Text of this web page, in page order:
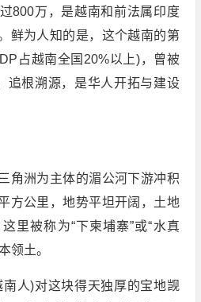
800万，是越南和前法属印度
鲜为人知的是，这个越南的第
占越南全国20%以上)，曾被
追根溯源，是华人开拓与建设
角洲为主体的湄公河下游冲积
方公里，地势平坦开阔，土地
里被称为“下柬埔寨”或“水真
领土。
人)对这块得天独厚的宝地觊